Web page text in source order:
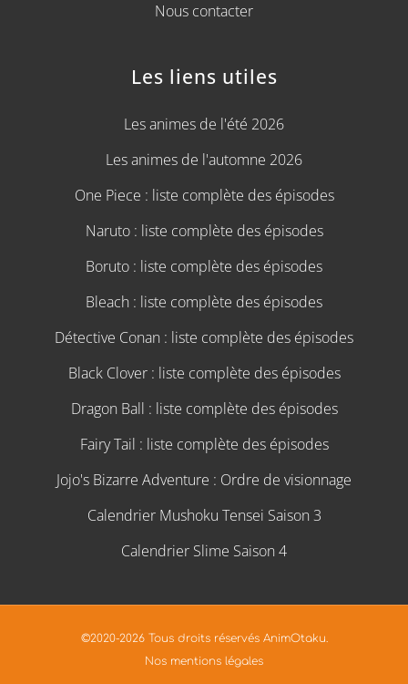
Nous contacter
Les liens utiles
Les animes de l'été 2026
Les animes de l'automne 2026
One Piece : liste complète des épisodes
Naruto : liste complète des épisodes
Boruto : liste complète des épisodes
Bleach : liste complète des épisodes
Détective Conan : liste complète des épisodes
Black Clover : liste complète des épisodes
Dragon Ball : liste complète des épisodes
Fairy Tail : liste complète des épisodes
Jojo's Bizarre Adventure : Ordre de visionnage
Calendrier Mushoku Tensei Saison 3
Calendrier Slime Saison 4
©2020-2026 Tous droits réservés AnimOtaku.
Nos mentions légales